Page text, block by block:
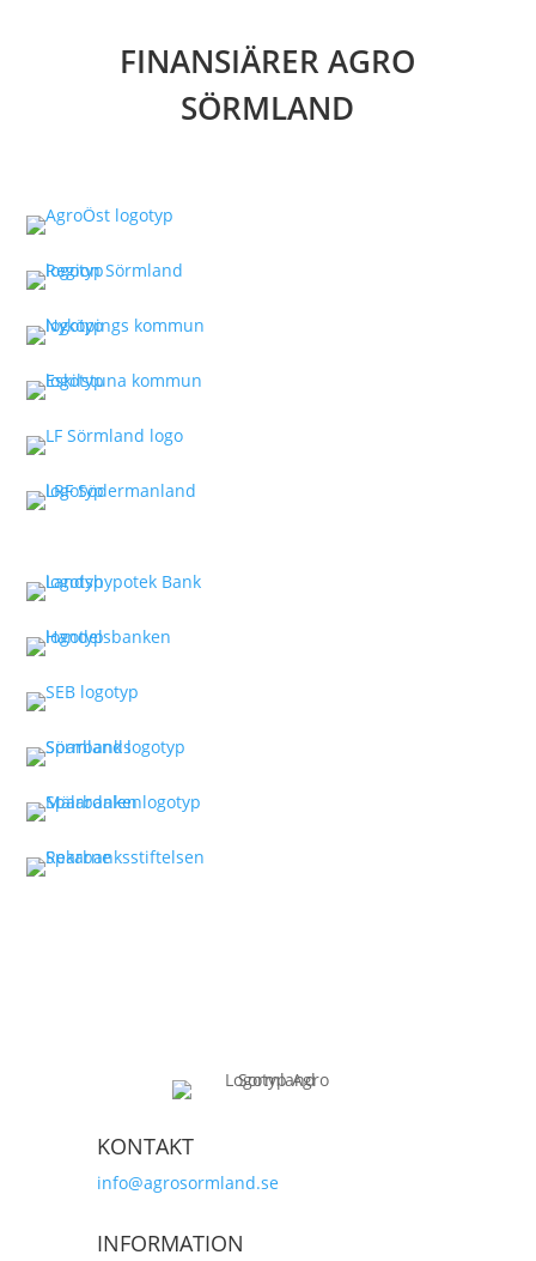
FINANSIÄRER AGRO
SÖRMLAND
KONTAKT
info@agrosormland.se
INFORMATION